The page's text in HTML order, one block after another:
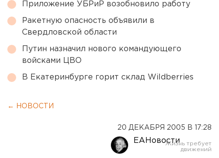
Приложение УБРиР возобновило работу
Ракетную опасность объявили в
Свердловской области
Путин назначил нового командующего
войсками ЦВО
В Екатеринбурге горит склад Wildberries
← НОВОСТИ
20 ДЕКАБРЯ 2005 В 17:28
ЕАНовости